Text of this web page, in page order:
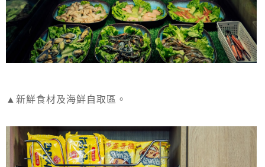
▲新鮮食材及海鮮自取區。